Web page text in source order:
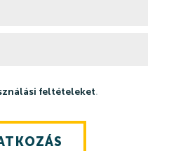
feltételeket.